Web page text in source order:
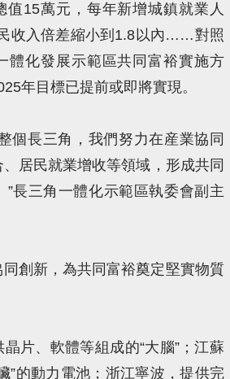
值15萬元，每年新增城鎮就業人
收入倍差縮小到1.8以內……對照
體化發展示範區共同富裕實施方
年目標已提前或即將實現。
個長三角，我們努力在産業協同
居民就業增收等領域，形成共同
”長三角一體化示範區執委會副主
創新，為共同富裕奠定堅實物質
片、軟體等組成的“大腦”；江蘇
”的動力電池；浙江寧波，提供完